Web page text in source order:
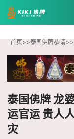
首页>>泰国佛牌恭请>>
泰国佛牌 龙
运官运 贵人
灾